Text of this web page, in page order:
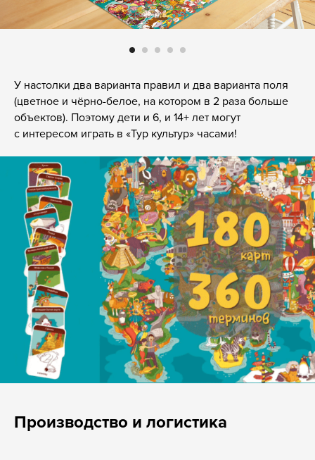
У настолки два варианта правил и два варианта поля
(цветное и чёрно-белое, на котором в 2 раза больше
объектов). Поэтому дети и 6, и 14+ лет могут
с интересом играть в «Тур культур» часами!
Производство и логистика